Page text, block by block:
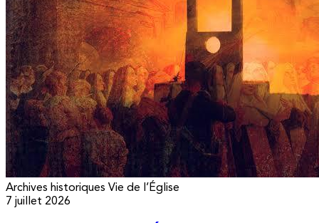
Archives historiques Vie de l’Église
7 juillet 2026